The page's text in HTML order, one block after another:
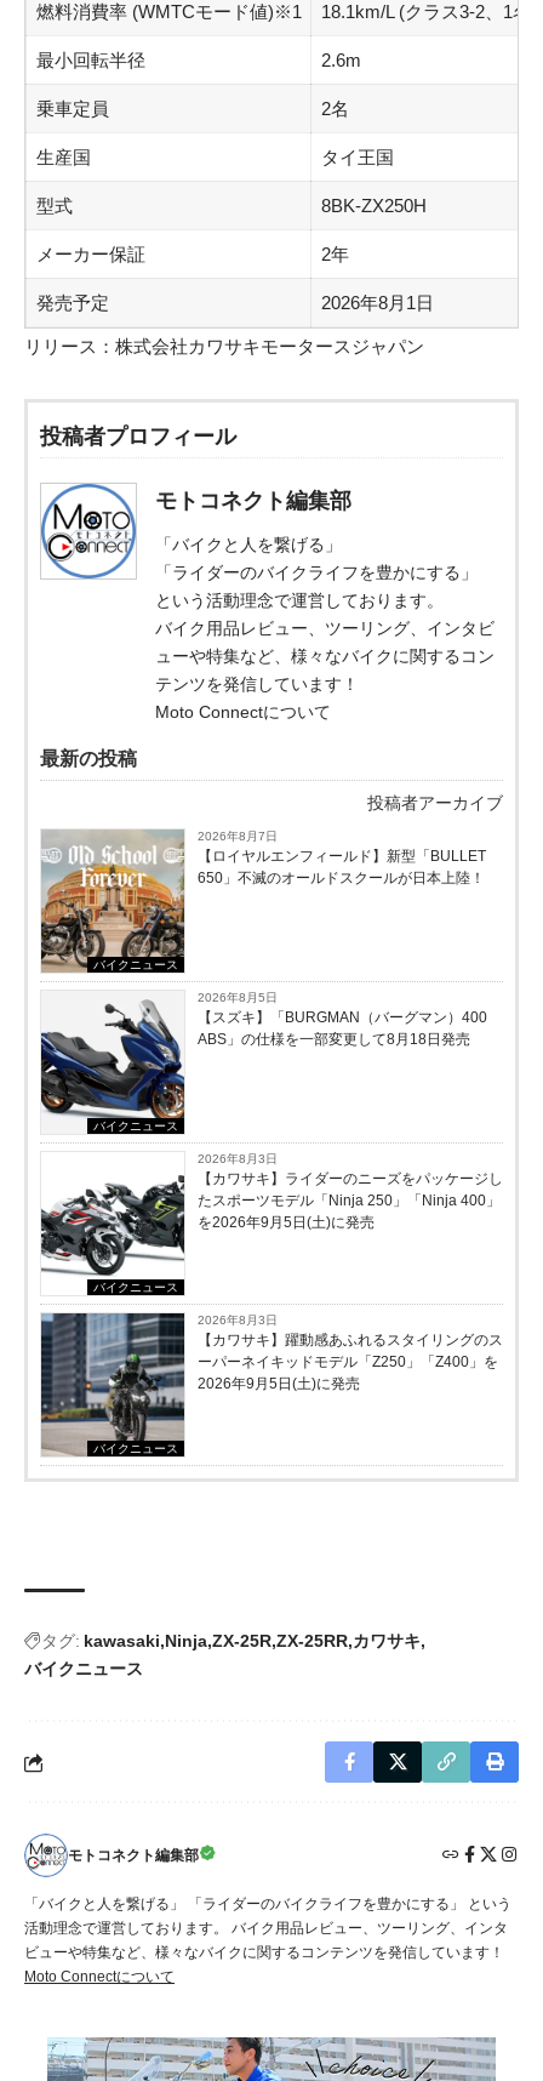
燃料消費率 (WMTCモード値)※1 18.1km/L (クラス3-2、1名
最小回転半径 2.6m
乗車定員 2名
生産国 タイ王国
型式 8BK-ZX250H
メーカー保証 2年
発売予定 2026年8月1日
リリース： 株式会社カワサキモータースジャパン
投稿者プロフィール
モトコネクト編集部
「バイクと人を繋げる」
「ライダーのバイクライフを豊かにする」
という活動理念で運営しております。
バイク用品レビュー、ツーリング、インタビ
ューや特集など、様々なバイクに関するコン
テンツを発信しています！
Moto Connectについて
最新の投稿
投稿者アーカイブ
バイクニュース
2026年8月7日
【ロイヤルエンフィールド】新型「BULLET
650」不滅のオールドスクールが⽇本上陸！
バイクニュース
2026年8月5日
【スズキ】「BURGMAN（バーグマン）400
ABS」の仕様を一部変更して8月18日発売
バイクニュース
2026年8月3日
【カワサキ】ライダーのニーズをパッケージし
たスポーツモデル「Ninja 250」「Ninja 400」
を2026年9月5日(土)に発売
バイクニュース
2026年8月3日
【カワサキ】躍動感あふれるスタイリングのス
ーパーネイキッドモデル「Z250」「Z400」を
2026年9月5日(土)に発売
タグ: kawasaki Ninja ZX-25R ZX-25RR カワサキ
バイクニュース
モトコネクト編集部
「バイクと人を繋げる」 「ライダーのバイクライフを豊かにする」 という
活動理念で運営しております。 バイク用品レビュー、ツーリング、インタ
ビューや特集など、様々なバイクに関するコンテンツを発信しています！
Moto Connectについて